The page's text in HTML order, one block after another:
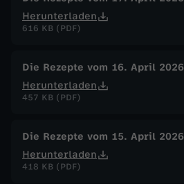
Herunterladen
616 KB (PDF)
Die Rezepte vom 16. April 2026
Herunterladen
457 KB (PDF)
Die Rezepte vom 15. April 2026
Herunterladen
418 KB (PDF)